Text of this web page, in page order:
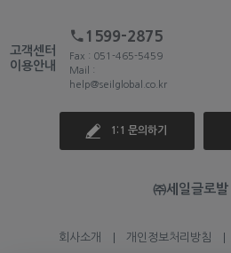
고객센터
이용안내
1599-2875
Fax : 051-465-5459
Mail :
help@seilglobal.co.kr
1:1 문의하기
㈜세일글로발
회사소개 개인정보처리방침